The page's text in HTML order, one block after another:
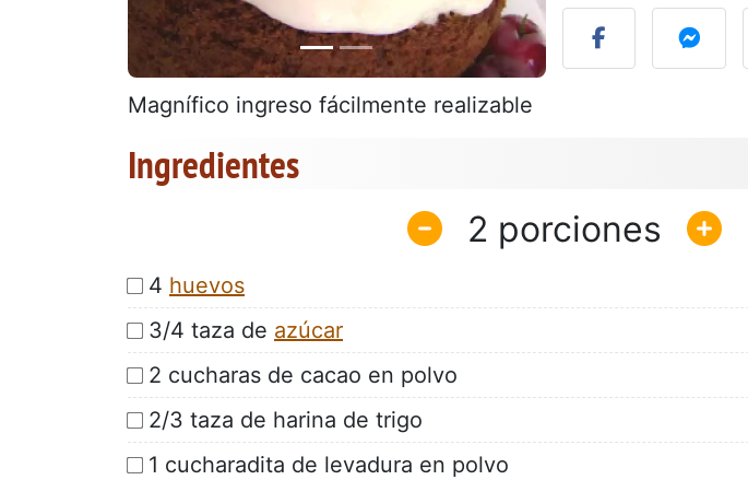
Magnífico ingreso fácilmente realizable
Ingredientes
2
4 huevos
3/4 taza de azúcar
2 cucharas de cacao en polvo
2/3 taza de harina de trigo
1 cucharadita de levadura en polvo